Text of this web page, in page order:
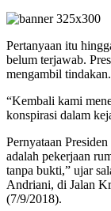
Pertanyaan itu
belum terjawab.
mengambil tindakan.
“Kembali kami
konspirasi dalam
Pernyataan
adalah pekerjaan
tanpa bukti,” ujar
Andriani, di Jalan
(7/9/2018).